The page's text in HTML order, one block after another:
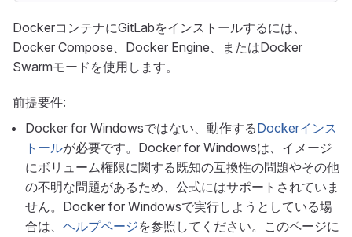
DockerコンテナにGitLabをインストールするには、
Docker Compose、Docker Engine、またはDocker
Swarmモードを使用します。
前提要件:
Docker for Windowsではない、動作するDockerインス
トールが必要です。Docker for Windowsは、イメージ
にボリューム権限に関する既知の互換性の問題やその他
の不明な問題があるため、公式にはサポートされていま
せん。Docker for Windowsで実行しようとしている場
合は、 ヘルプページを参照してください。このページに